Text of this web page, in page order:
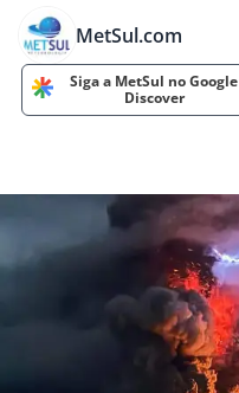
MetSul.com
Siga a MetSul no Google
Discover